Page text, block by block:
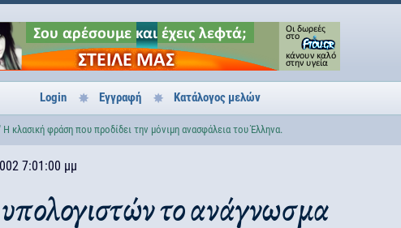
Login Εγγραφή Κατάλογος μελών
Η κλασική φράση που προδίδει την μόνιμη ανασφάλεια του Έλληνα.
7:01:00 μμ
το ανάγνωσμα